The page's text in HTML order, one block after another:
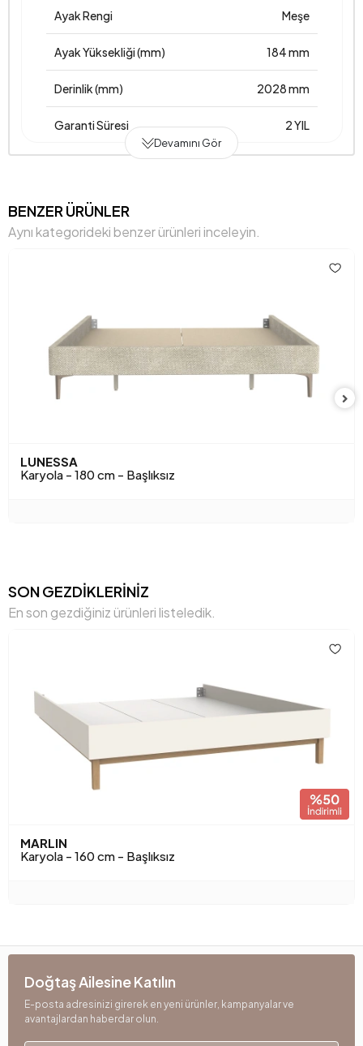
Ayak Rengi Meşe
Ayak Yüksekliği (mm) 184 mm
Derinlik (mm) 2028 mm
Garanti Süresi 2 YIL
Hacim (m3)
Devamını Gör
BENZER ÜRÜNLER
Aynı kategorideki benzer ürünleri inceleyin.
LUNESSA
Karyola - 180 cm - Başlıksız
SON GEZDİKLERİNİZ
En son gezdiğiniz ürünleri listeledik.
MARLIN
Karyola - 160 cm - Başlıksız
Doğtaş Ailesine Katılın
E-posta adresinizi girerek en yeni ürünler, kampanyalar ve
avantajlardan haberdar olun.